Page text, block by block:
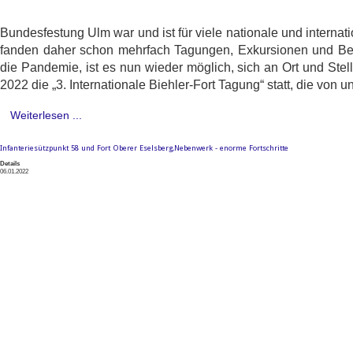
Bundesfestung Ulm war und ist für viele nationale und
fanden daher schon mehrfach Tagungen, Exkursionen und
die Pandemie, ist es nun wieder möglich, sich an Ort und
2022 die „3. Internationale Biehler-Fort Tagung“ statt, die von
Weiterlesen ...
Infanteriesützpunkt 58 und Fort Oberer Eselsberg,Nebenwerk - enorme Fortschritte
Details
06.01.2022